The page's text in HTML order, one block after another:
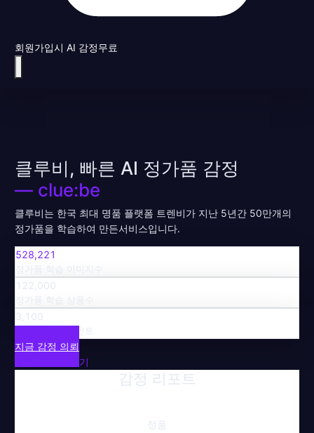
회원가입시 AI 감정무료
클루비, 빠른 AI 정가품 감정
— clue:be
클루비는 한국 최대 명품 플랫폼 트렌비가 지난 5년간 50만개의
정가품을 학습하여 만든서비스입니다.
528,221
정가품 학습 이미지수
122,000
정가품 학습 상품수
3,100
정가품 학습 포인트
지금 감정 의뢰
샘플 리포트 보기
감정 리포트
정품